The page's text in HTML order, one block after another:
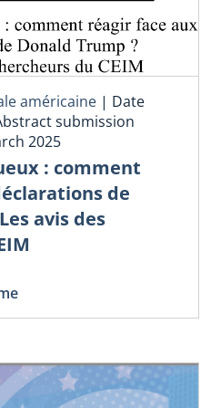
américaine | Date
submission
2025
: comment
de
avis des